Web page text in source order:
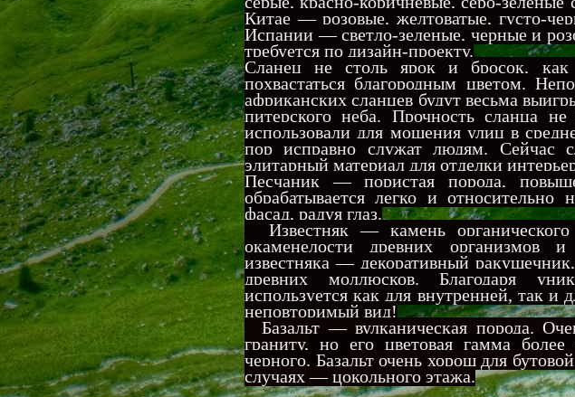
Китае — розовые, желтоватые, густо-
Испании — светло-зеленые, черные и
требуется по дизайн-проекту.
Сланец не столь ярок и бросок,
похвастаться благородным цветом.
африканских сланцев будут весьма
питерского неба. Прочность сланца
использовали для мощения улиц в
пор исправно служат людям. Сейчас
элитарный материал для отделки
Песчаник — пористая порода,
обрабатывается легко и
фасад, радуя глаз.
Известняк — камень
окаменелости древних организмов
известняка — декоративный
древних моллюсков. Благодаря
используется как для внутренней, так
неповторимый вид!
Базальт — вулканическая порода.
граниту, но его цветовая гамма
черного. Базальт очень хорош для
случаях — цокольного этажа.